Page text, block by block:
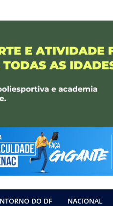
DO DF NACIONAL